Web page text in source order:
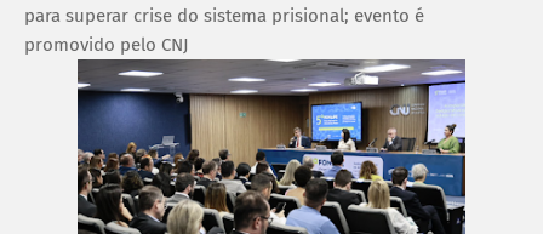
para superar crise do sistema prisional; evento é
promovido pelo CNJ